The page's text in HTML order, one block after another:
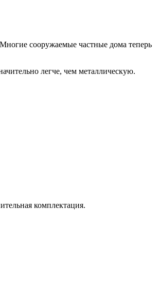
сооружаемые частные дома теперь
легче, чем металлическую.
комплектация.